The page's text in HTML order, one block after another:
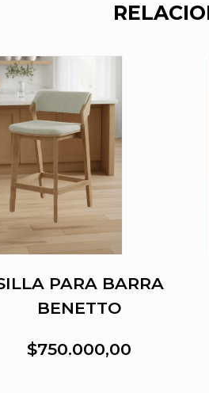
PARA BARRA
BENETTO
$750.000,00